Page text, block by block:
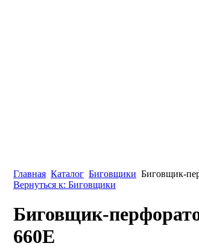
Главная Каталог Биговщики Биговщик-
Вернуться к: Биговщики
Биговщик-
660E